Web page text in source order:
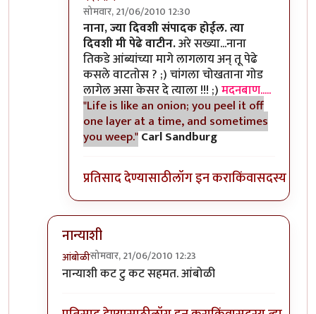
सोमवार, 21/06/2010 12:30
In reply to>>काहीbyII विकास II
नाना, ज्या दिवशी संपादक होईल. त्या
दिवशी मी पेढे वाटीन.अरे सख्या...नाना
तिकडे आंब्यांच्या मागे लागलाय अन् तू पेढे
कसले वाटतोस ? ;) चांगला चोखताना गोड
लागेल असा केसर दे त्याला !!! ;)मदनबाण.....
"Life is like an onion; you peel it off
one layer at a time, and sometimes
you weep."Carl Sandburg
प्रतिसाद देण्यासाठीलॉग इन कराकिंवासदस्य व्हा
नान्याशी
आंबोळीसोमवार, 21/06/2010 12:23
In reply to>>मिपावरbyअवलिया
नान्याशी कट टु कट सहमत. आंबोळी